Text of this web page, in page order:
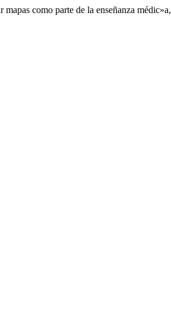
como parte de la enseñanza médic»a,